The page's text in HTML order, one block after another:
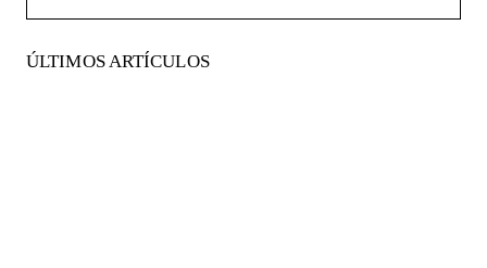
ÚLTIMOS ARTÍCULOS